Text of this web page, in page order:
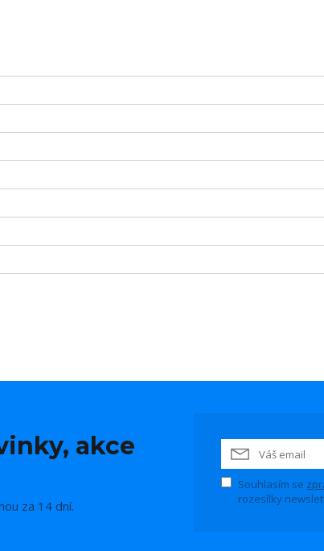
akce
za 14 dní.
Souhlasím se
rozesílky